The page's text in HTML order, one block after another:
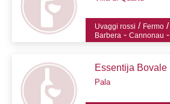
Uvaggi rossi / Fermo /
Barbera -Cannonau -
Essentija Bovale
Pala